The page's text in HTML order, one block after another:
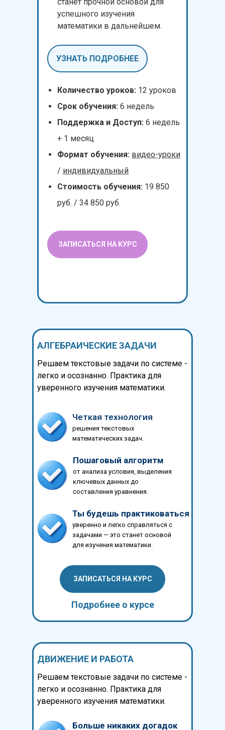
успешного изучения
математики в дальнейшем.
УЗНАТЬ ПОДРОБНЕЕ
ЗАПИСАТЬСЯ НА КУРС
Количество уроков: 12 уроков
Срок обучения: 6 недель
Поддержка и Доступ: 6 недель
+ 1 месяц
Формат обучения: видео-уроки
/ индивидуальный
Стоимость обучения: 19 850
руб. / 34 850 руб.
АЛГЕБРАИЧЕСКИЕ ЗАДАЧИ
Решаем текстовые задачи по системе -
легко и осознанно. Практика для
уверенного изучения математики.
уверенно и легко справляться с
задачами — это станет основой
для изучения математики.
Ты будешь практиковаться
Четкая технология
решения текстовых
математических задач.
Пошаговый алгоритм
от анализа условия, выделения
ключевых данных до
составления уравнения.
ЗАПИСАТЬСЯ НА КУРС
Подробнее о курсе
ДВИЖЕНИЕ И РАБОТА
Решаем текстовые задачи по системе -
легко и осознанно. Практика для
уверенного изучения математики.
Больше никаких догадок